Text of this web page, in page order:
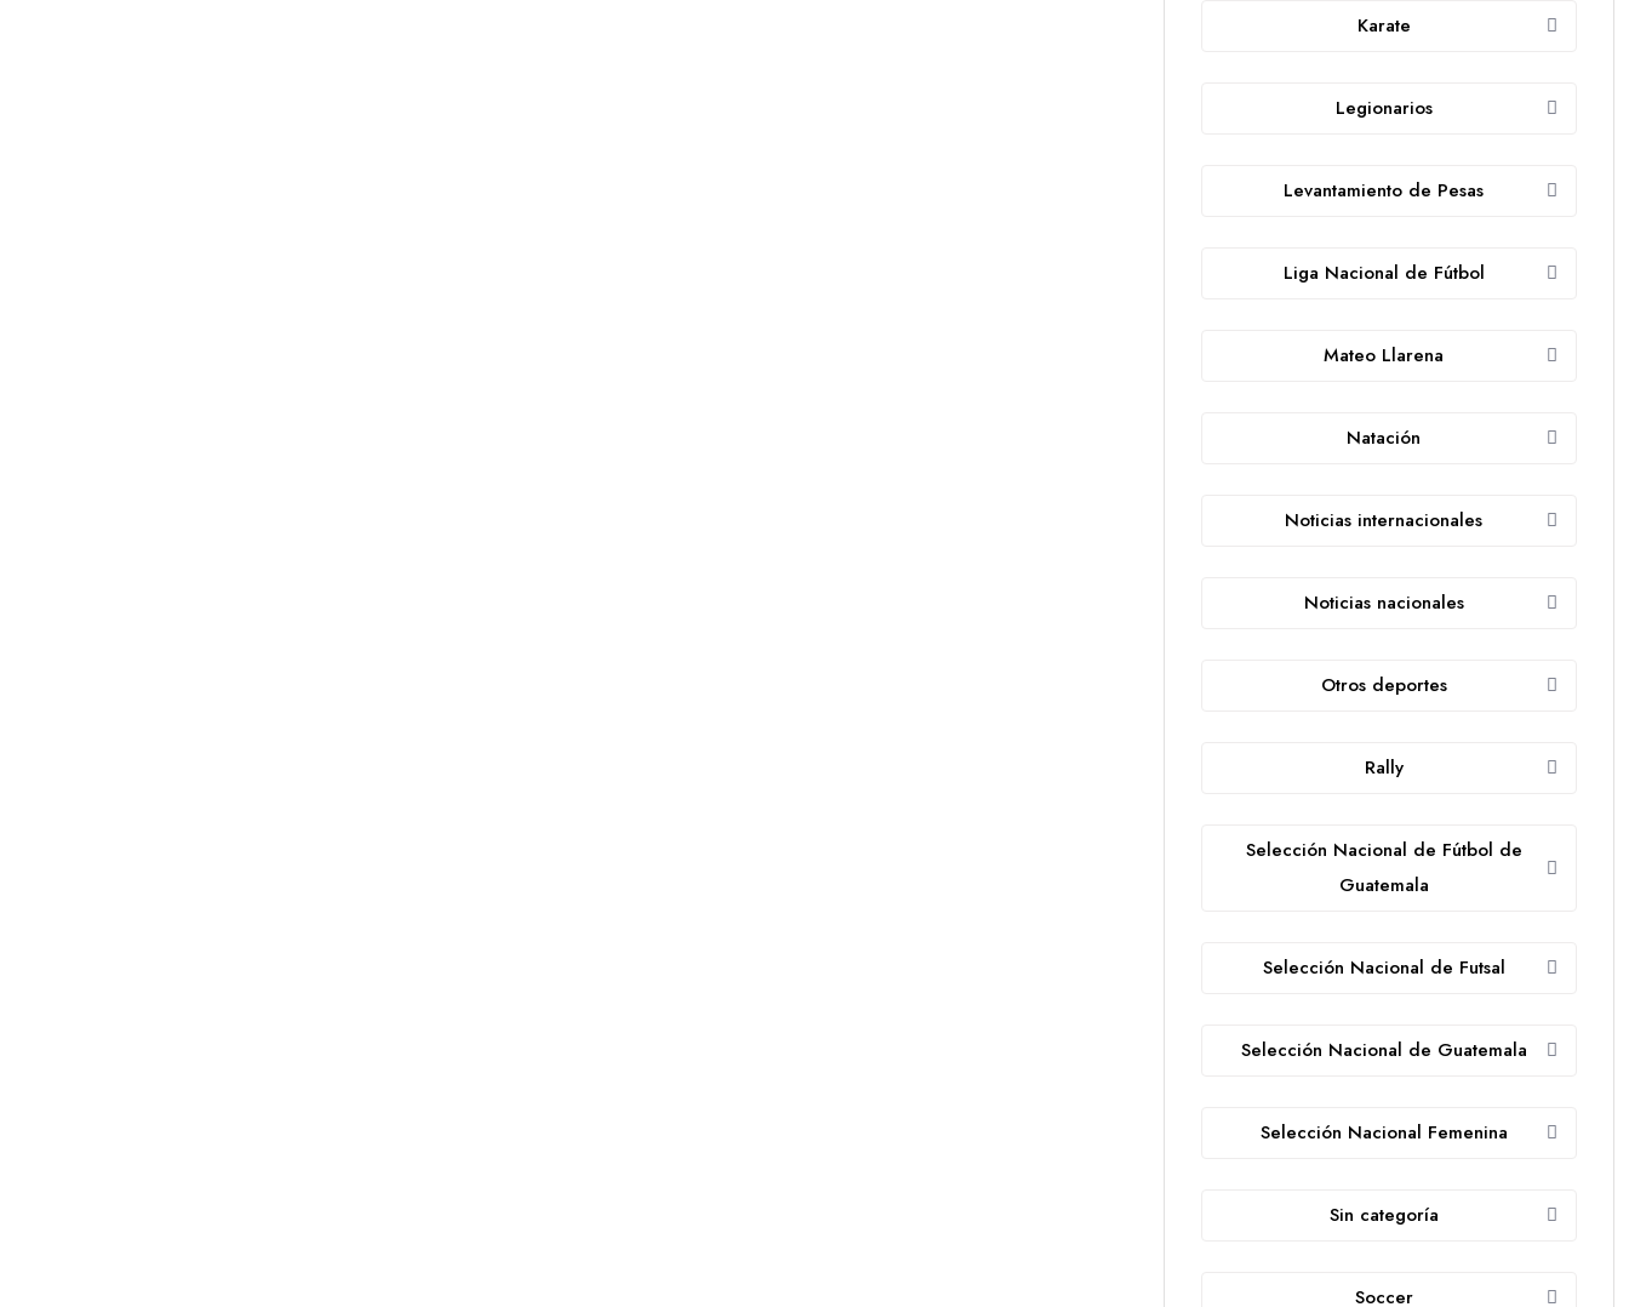
Karate
Legionarios
Levantamiento de Pesas
Liga Nacional de Fútbol
Mateo Llarena
Natación
Noticias internacionales
Noticias nacionales
Otros deportes
Rally
Selección Nacional de Fútbol de
Guatemala
Selección Nacional de Futsal
Selección Nacional de Guatemala
Selección Nacional Femenina
Sin categoría
Soccer